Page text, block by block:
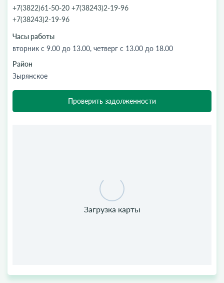
+7(3822)61-50-20 +7(38243)2-19-96
+7(38243)2-19-96
Часы работы
вторник с 9.00 до 13.00, четверг с 13.00 до 18.00
Район
Зырянское
Проверить задолженности